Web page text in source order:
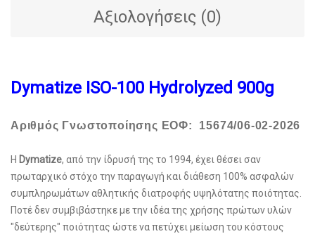
Αξιολογήσεις (0)
Dymatize ISO-100 Hydrolyzed 900g
Αριθμός Γνωστοποίησης ΕΟΦ: 15674/06-02-2026
Η Dymatize, από την ίδρυσή της το 1994, έχει θέσει σαν
πρωταρχικό στόχο την παραγωγή και διάθεση 100% ασφαλών
συμπληρωμάτων αθλητικής διατροφής υψηλότατης ποιότητας.
Ποτέ δεν συμβιβάστηκε με την ιδέα της χρήσης πρώτων υλών
"δεύτερης" ποιότητας ώστε να πετύχει μείωση του κόστους